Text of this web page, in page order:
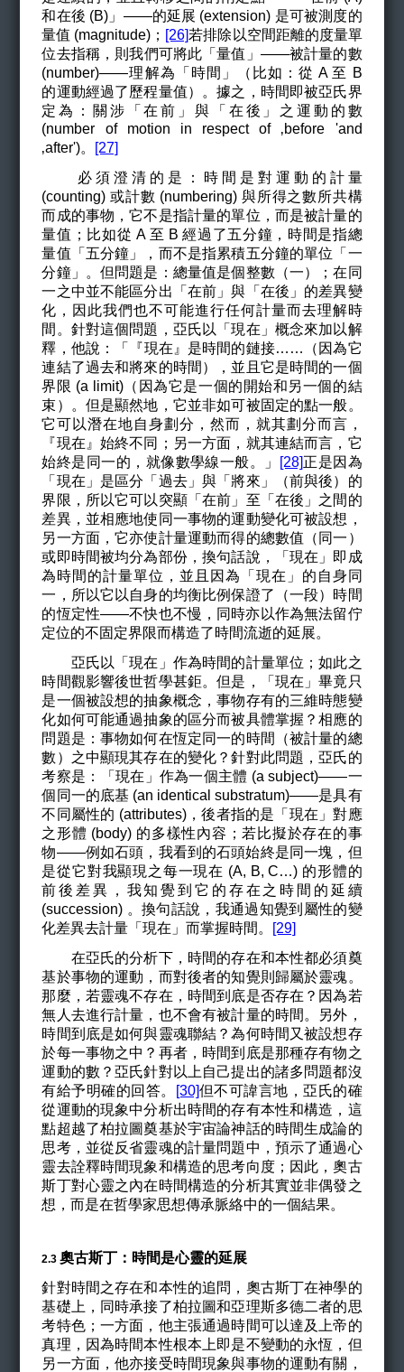
和在後 (B)」——的延展 (extension) 是可被測度的
量值 (magnitude)； [26]若排除以空間距離的度量單
位去指稱，則我們可將此「量值」——被計量的數
(number)——理解為「時間」（比如：從 A 至 B
的運動經過了歷程量值）。據之，時間即被亞氏界
定為：關涉「在前」與「在後」之運動的數
(number of motion in respect of ‚before 'and
‚after')。 [27]
必須澄清的是：時間是對運動的計量
(counting) 或計數 (numbering) 與所得之數所共構
而成的事物，它不是指計量的單位，而是被計量的
量值；比如從 A 至 B 經過了五分鐘，時間是指總
量值「五分鐘」，而不是指累積五分鐘的單位「一
分鐘」。但問題是：總量值是個整數（一）；在同
一之中並不能區分出「在前」與「在後」的差異變
化，因此我們也不可能進行任何計量而去理解時
間。針對這個問題，亞氏以「現在」概念來加以解
釋，他說：「『現在』是時間的鏈接……（因為它
連結了過去和將來的時間），並且它是時間的一個
界限 (a limit)（因為它是一個的開始和另一個的結
束）。但是顯然地，它並非如可被固定的點一般。
它可以潛在地自身劃分，然而，就其劃分而言，
『現在』始終不同；另一方面，就其連結而言，它
始終是同一的，就像數學線一般。」
[28]正是因為
「現在」是區分「過去」與「將來」（前與後）的
界限，所以它可以突顯「在前」至「在後」之間的
差異，並相應地使同一事物的運動變化可被設想，
另一方面，它亦使計量運動而得的總數值（同一）
或即時間被均分為部份，換句話說，「現在」即成
為時間的計量單位，並且因為「現在」的自身同
一，所以它以自身的均衡比例保證了（一段）時間
的恆定性——不快也不慢，同時亦以作為無法留佇
定位的不固定界限而構造了時間流逝的延展。
亞氏以「現在」作為時間的計量單位；如此之
時間觀影響後世哲學甚鉅。但是，「現在」畢竟只
是一個被設想的抽象概念，事物存有的三維時態變
化如何可能通過抽象的區分而被具體掌握？相應的
問題是：事物如何在恆定同一的時間（被計量的總
數）之中顯現其存在的變化？針對此問題，亞氏的
考察是：「現在」作為一個主體 (a subject)——一
個同一的底基 (an identical substratum)——是具有
不同屬性的 (attributes)，後者指的是「現在」對應
之形體 (body) 的多樣性內容；若比擬於存在的事
物——例如石頭，我看到的石頭始終是同一塊，但
是從它對我顯現之每一現在 (A, B, C…) 的形體的
前後差異，我知覺到它的存在之時間的延續
(succession) 。換句話說，我通過知覺到屬性的變
化差異去計量「現在」而掌握時間。 [29]
在亞氏的分析下，時間的存在和本性都必須奠
基於事物的運動，而對後者的知覺則歸屬於靈魂。
那麼，若靈魂不存在，時間到底是否存在？因為若
無人去進行計量，也不會有被計量的時間。另外，
時間到底是如何與靈魂聯結？為何時間又被設想存
於每一事物之中？再者，時間到底是那種存有物之
運動的數？亞氏針對以上自己提出的諸多問題都沒
有給予明確的回答。
[30]但不可諱言地，亞氏的確
從運動的現象中分析出時間的存有本性和構造，這
點超越了柏拉圖奠基於宇宙論神話的時間生成論的
思考，並從反省靈魂的計量問題中，預示了通過心
靈去詮釋時間現象和構造的思考向度；因此，奧古
斯丁對心靈之內在時間構造的分析其實並非偶發之
想，而是在哲學家思想傳承脈絡中的一個結果。
​​​​​​​2.3奧古斯丁：時間是心靈的延展
針對時間之存在和本性的追問，奧古斯丁在神學的
基礎上，同時承接了柏拉圖和亞理斯多德二者的思
考特色；一方面，他主張通過時間可以達及上帝的
真理，因為時間本性根本上即是不變動的永恆，但
另一方面，他亦接受時間現象與事物的運動有關，